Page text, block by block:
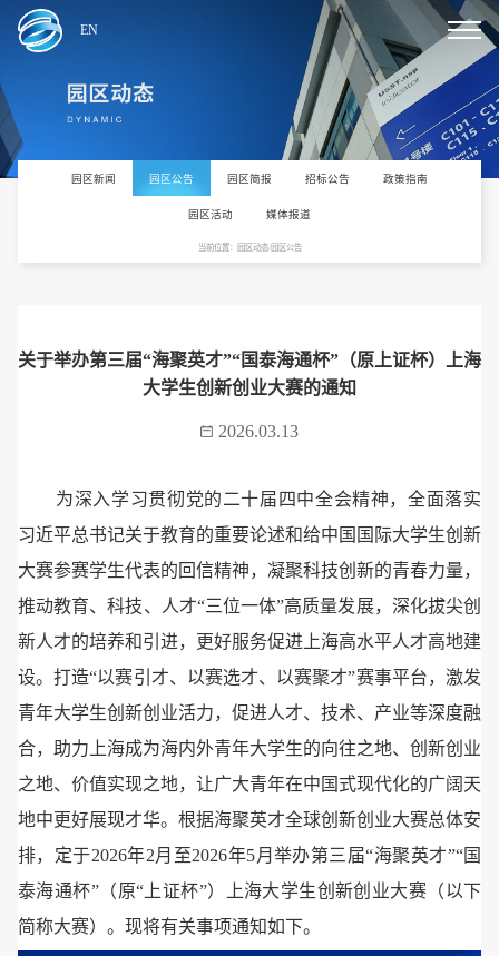
EN
园区新闻 园区公告 园区简报 招标公告 政策指南
园区活动 媒体报道
当前位置：园区动态/园区公告
关于举办第三届“海聚英才”“国泰海通杯”（原上证杯）上海
大学生创新创业大赛的通知
2026.03.13
为深入学习贯彻党的二十届四中全会精神，全面落实
习近平总书记关于教育的重要论述和给中国国际大学生创新
大赛参赛学生代表的回信精神，凝聚科技创新的青春力量，
推动教育、科技、人才“三位一体”高质量发展，深化拔尖创
新人才的培养和引进，更好服务促进上海高水平人才高地建
设。打造“以赛引才、以赛选才、以赛聚才”赛事平台，激发
青年大学生创新创业活力，促进人才、技术、产业等深度融
合，助力上海成为海内外青年大学生的向往之地、创新创业
之地、价值实现之地，让广大青年在中国式现代化的广阔天
地中更好展现才华。根据海聚英才全球创新创业大赛总体安
排，定于2026年2月至2026年5月举办第三届“海聚英才”“国
泰海通杯”（原“上证杯”）上海大学生创新创业大赛（以下
简称大赛）。现将有关事项通知如下。